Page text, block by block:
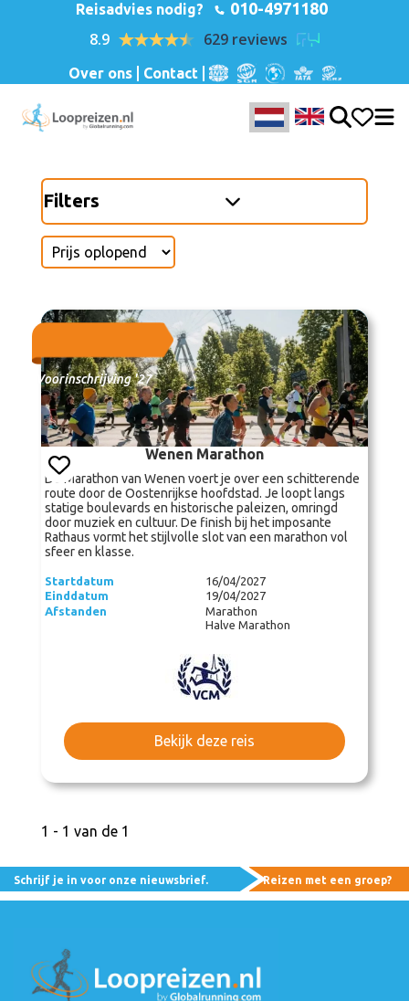
Reisadvies nodig? 010-4971180
8.9 629 reviews
Over ons Contact
Filters
Voorinschrijving '27
Wenen Marathon
De Marathon van Wenen voert je over een schitterende
route door de Oostenrijkse hoofdstad. Je loopt langs
statige boulevards en historische paleizen, omringd
door muziek en cultuur. De finish bij het imposante
Rathaus vormt het stijlvolle slot van een marathon vol
sfeer en klasse.
Startdatum
16/04/2027
Einddatum
19/04/2027
Afstanden
Marathon
Halve Marathon
Bekijk deze reis
1 - 1 van de 1
Schrijf je in voor onze nieuwsbrief. Reizen met een groep?